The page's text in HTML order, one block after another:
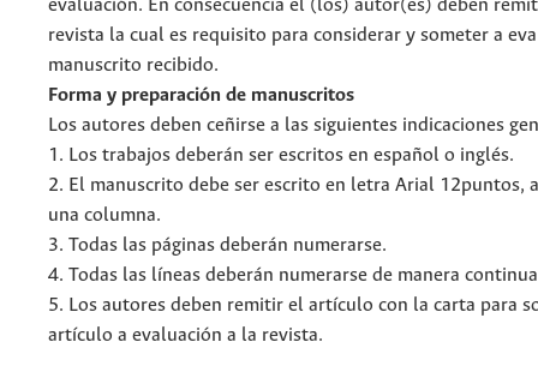
evaluación. En consecuencia el (los) autor(es) deben
revista la cual es requisito para considerar y someter a
manuscrito recibido.
Forma y preparación de manuscritos
Los autores deben ceñirse a las siguientes indicaciones
1. Los trabajos deberán ser escritos en español o inglés.
2. El manuscrito debe ser escrito en letra Arial 12puntos,
una columna.
3. Todas las páginas deberán numerarse.
4. Todas las líneas deberán numerarse de manera
5. Los autores deben remitir el artículo con la carta para
artículo a evaluación a la revista.